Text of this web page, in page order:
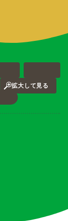
拡大して見る
拡大して見る